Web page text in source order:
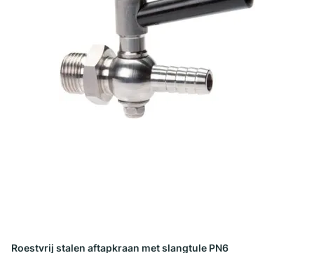
Roestvrij stalen aftapkraan met slangtule PN6